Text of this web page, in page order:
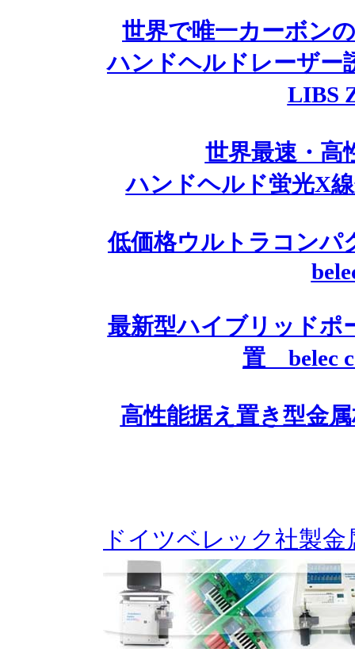
世界で唯一カーボン
ハンドヘルドレーザー
LIBS
世界最速・高
ハンドヘルド蛍光X
低価格ウルトラコン
最新型ハイブリッドポ
置 belec
高性能据え置き型金
ドイツベレック社製